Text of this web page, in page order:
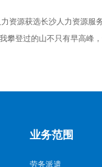
力资源获选长沙人力资源服
攀登过的山不只有早高峰
业务范围
劳务派遣